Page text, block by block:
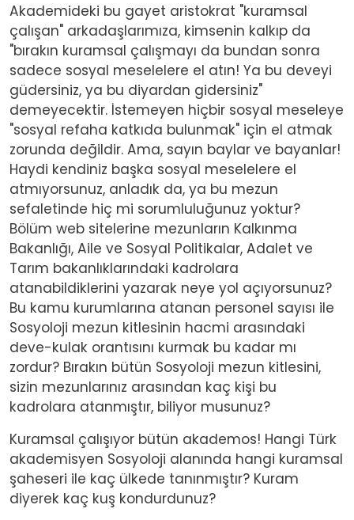
Akademideki bu gayet aristokrat "kuramsal
çalışan" arkadaşlarımıza, kimsenin kalkıp da
"bırakın kuramsal çalışmayı da bundan sonra
sadece sosyal meselelere el atın! Ya bu deveyi
güdersiniz, ya bu diyardan gidersiniz"
demeyecektir. İstemeyen hiçbir sosyal meseleye
"sosyal refaha katkıda bulunmak" için el atmak
zorunda değildir. Ama, sayın baylar ve bayanlar!
Haydi kendiniz başka sosyal meselelere el
atmıyorsunuz, anladık da, ya bu mezun
sefaletinde hiç mi sorumluluğunuz yoktur?
Bölüm web sitelerine mezunların Kalkınma
Bakanlığı, Aile ve Sosyal Politikalar, Adalet ve
Tarım bakanlıklarındaki kadrolara
atanabildiklerini yazarak neye yol açıyorsunuz?
Bu kamu kurumlarına atanan personel sayısı ile
Sosyoloji mezun kitlesinin hacmi arasındaki
deve-kulak orantısını kurmak bu kadar mı
zordur? Bırakın bütün Sosyoloji mezun kitlesini,
sizin mezunlarınız arasından kaç kişi bu
kadrolara atanmıştır, biliyor musunuz?
Kuramsal çalışıyor bütün akademos! Hangi Türk
akademisyen Sosyoloji alanında hangi kuramsal
şaheseri ile kaç ülkede tanınmıştır? Kuram
diyerek kaç kuş kondurdunuz?